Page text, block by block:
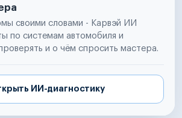
своими словами - Карвэй ИИ
по системам автомобиля и
и о чём спросить мастера.
ИИ-диагностику